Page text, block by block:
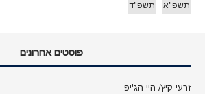
תשפ"א תשפ"ד
פוסטים אחרונים
זרעי קיץ/ היי הג'יפ